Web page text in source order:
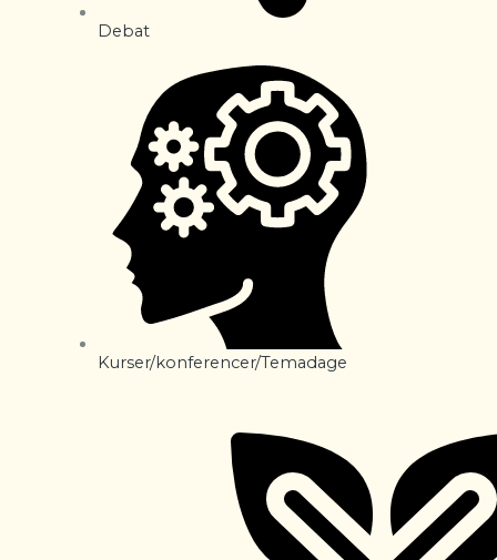
Debat
Kurser/konferencer/Temadage